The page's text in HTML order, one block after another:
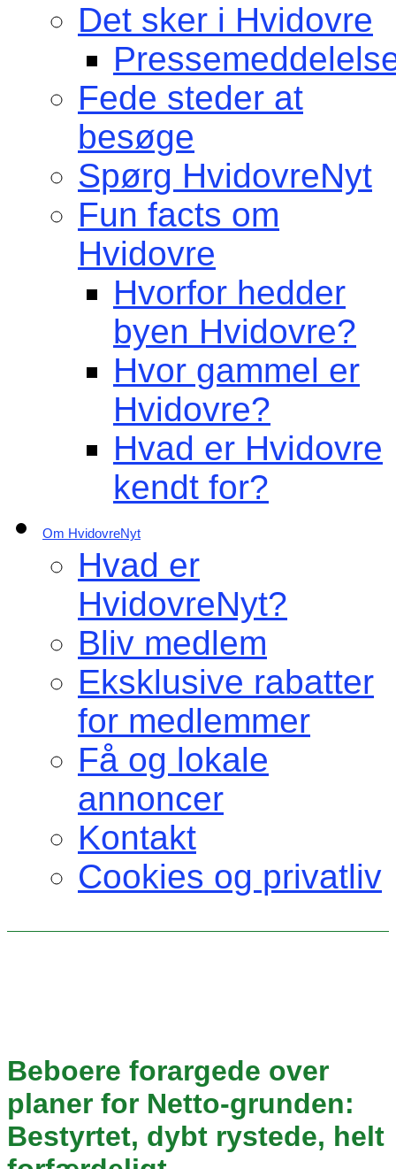
Det sker i Hvidovre
Fede steder at
besøge
Spørg HvidovreNyt
Fun facts om
Hvidovre
Hvorfor hedder
byen Hvidovre?
Hvor gammel er
Hvidovre?
Hvad er Hvidovre
kendt for?
Om HvidovreNyt
Hvad er
HvidovreNyt?
Bliv medlem
Eksklusive rabatter
for medlemmer
Få og lokale
annoncer
Kontakt
Cookies og privatliv
Beboere forargede over
planer for Netto-grunden:
Bestyrtet, dybt rystede, helt